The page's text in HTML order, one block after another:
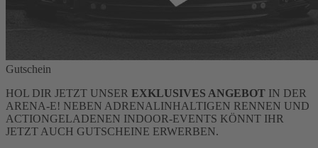
Gutschein
HOL DIR JETZT UNSER EXKLUSIVES ANGEBOT IN DER
ARENA-E! NEBEN ADRENALINHALTIGEN RENNEN UND
ACTIONGELADENEN INDOOR-EVENTS KÖNNT IHR
JETZT AUCH GUTSCHEINE ERWERBEN.